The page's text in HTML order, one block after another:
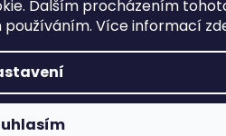
Dalším procházením
používáním. Více informací